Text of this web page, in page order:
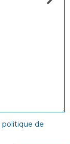
politique de